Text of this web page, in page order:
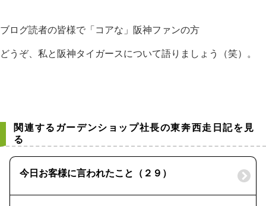
ブログ読者の皆様で「コアな」阪神ファンの方
どうぞ、私と阪神タイガースについて語りましょう（笑）。
関連するガーデンショップ社長の東奔西走日記を見
る
今日お客様に言われたこと（２９）